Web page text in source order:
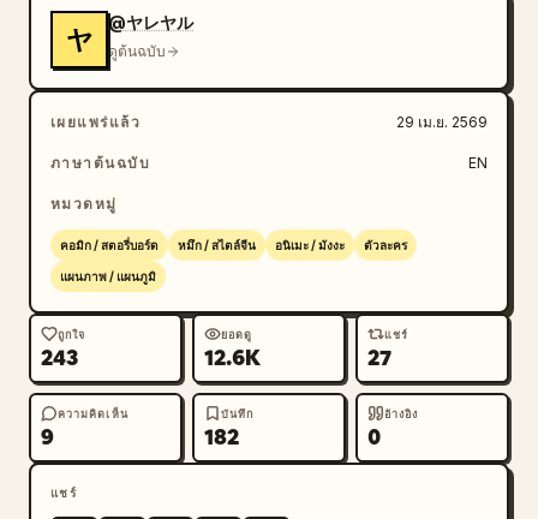
ขวา","count":1,"labels":["เริ่มท่าฟันหลอกขณะเวลา
หยุดนิ่ง"]},{"title":"CUT7：เคลื่อนที่ความเร็วสูงพิเศษ
(กล้องติดตาม)","position":"ล่าง
ซ้าย","count":1,"labels":["การเคลื่อนที่ความเร็วสูง
พิเศษพร้อมกล้องติดตาม"]},{"title":"CUT8：ฟันหลอก
เสร็จสิ้น","position":"ล่าง
เสร็จสิ้น"]},{"title":"CUT9：ยกเลิกบัลเล็ต
ไทม์","position":"ล่างขวา","count":1,"labels":
["ยกเลิกบัลเล็ตไทม์"]},{"title":"CUT10：ศัตรูทั้งหมด
กว้าง","count":1,"labels":["ศัตรูทั้งหมดระเบิดกลาย
เป็นหมึกและสีนีออน"]},{"title":"CUT11：ความเงียบ
หลังศึก","position":"ล่างขวาแบบ
กว้าง","count":1,"labels":["ความเงียบสงบหลังศึก
และท่าโพสแห่งชัยชนะ"]}],"count":11},"panels":
ศึก","scene":"สนามรบที่เต็มไปด้วยหมอกหมึก พร้อม
ヤ
@ヤレヤル
ดูต้นฉบับ
เผยแพร่แล้ว 29 เม.ย. 2569
ภาษาต้นฉบับ EN
หมวดหมู่
คอมิก / สตอรี่บอร์ด หมึก / สไตล์จีน อนิเมะ / มังงะ ตัวละคร
แผนภาพ / แผนภูมิ
ถูกใจ
243
ยอดดู
12.6K
แชร์
27
ความคิดเห็น
9
บันทึก
182
อ้างอิง
0
แชร์